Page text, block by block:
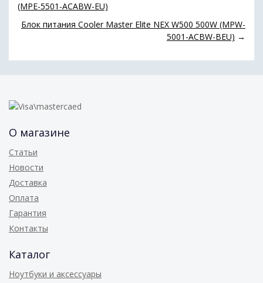
(MPE-5501-ACABW-EU)
Блок питания Cooler Master Elite NEX W500 500W (MPW-
5001-ACBW-BEU) →
О магазине
Статьи
Новости
Доставка
Оплата
Гарантия
Контакты
Каталог
Ноутбуки и аксессуары